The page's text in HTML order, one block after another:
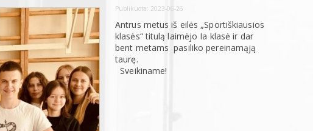
Publikuota: 2023-06-26
Antrus metus iš eilės „Sportiškiausios
klasės“ titulą laimėjo Ia klasė ir dar
bent metams pasiliko pereinamąją
taurę.
Sveikiname!